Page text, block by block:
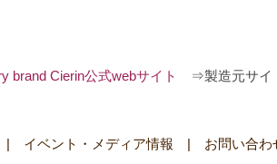
brand Cierin公式webサイト ⇒製造元サイ
| イベント・メディア情報 | お問い合わ